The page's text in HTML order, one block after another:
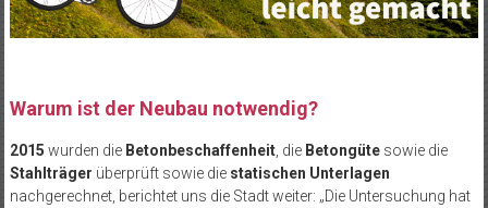
Warum ist der Neubau notwendig?
2015 wurden die Betonbeschaffenheit, die Betongütesowie die
Stahlträger überprüft sowie die statischen Unterlagen
nachgerechnet, berichtet uns die Stadt weiter: „Die Untersuchung hat